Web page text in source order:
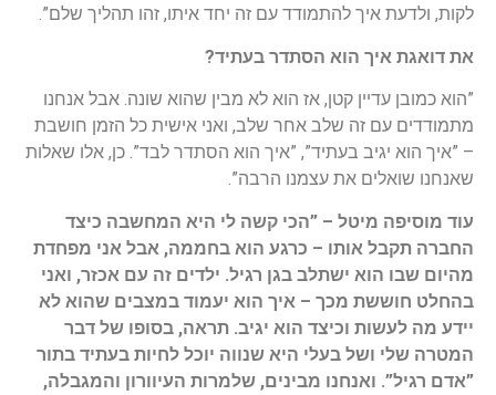
לקות, ולדעת איך להתמודד עם זה יחד איתו, זהו תהליך שלם”.
את דואגת איך הוא הסתדר בעתיד?
”הוא כמובן עדיין קטן, אז הוא לא מבין שהוא שונה. אבל אנחנו
מתמודדים עם זה שלב אחר שלב, ואני אישית כל הזמן חושבת
– ”איך הוא יגיב בעתיד”, ”איך הוא הסתדר לבד”. כן, אלו שאלות
שאנחנו שואלים את עצמנו הרבה”.
עוד מוסיפה מיטל – ”הכי קשה לי היא המחשבה כיצד
החברה תקבל אותו – כרגע הוא בחממה, אבל אני מפחדת
מהיום שבו הוא ישתלב בגן רגיל. ילדים זה עם אכזר, ואני
בהחלט חוששת מכך – איך הוא יעמוד במצבים שהוא לא
יידע מה לעשות וכיצד הוא יגיב. תראה, בסופו של דבר
המטרה שלי ושל בעלי היא שנווה יוכל לחיות בעתיד בתור
”אדם רגיל”. ואנחנו מבינים, שלמרות העיוורון והמגבלה,